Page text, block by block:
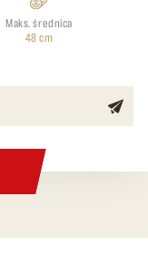
Maks. średnica
48 cm